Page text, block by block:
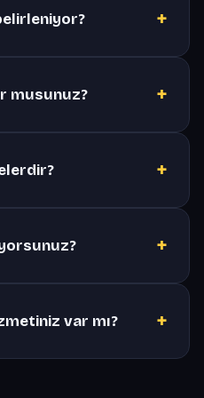
+
musunuz? +
+
+
var mı? +